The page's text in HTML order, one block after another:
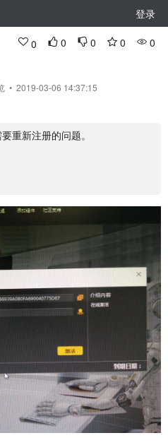
登录
0 0 0 0 0
• 2019-03-06 14:37:15
重新注册的问题。